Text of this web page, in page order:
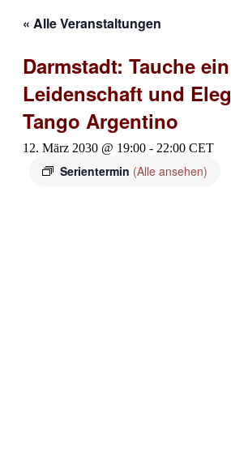
« Alle Veranstaltungen
Darmstadt: Tauche
Leidenschaft und
Tango Argentino
12. März 2030 @ 19:00 - 22:00 CET
Serientermin (Alle ansehen)